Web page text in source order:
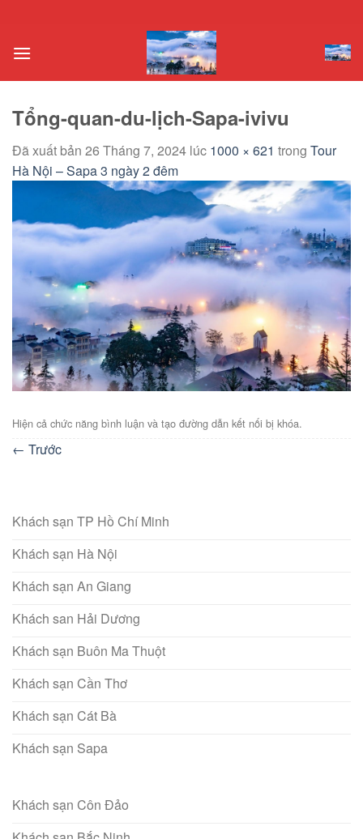
nội
Tổng-quan-du-lịch-Sapa-ivivu
Đã xuất bản 26 Tháng 7, 2024 lúc 1000 × 621 trong Tour
Hà Nội – Sapa 3 ngày 2 đêm
Hiện cả chức năng bình luận và tạo đường dẫn kết nối bị khóa.
← Trước
Khách sạn TP Hồ Chí Minh
Khách sạn Hà Nội
Khách sạn An Giang
Khách san Hải Dương
Khách sạn Buôn Ma Thuột
Khách sạn Cần Thơ
Khách sạn Cát Bà
Khách sạn Sapa
Khách sạn Côn Đảo